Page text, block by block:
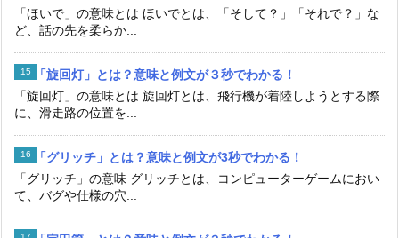
「ほいで」の意味とは ほいでとは、「そして？」「それで？」な
ど、話の先を柔らか...
「旋回灯」とは？意味と例文が３秒でわかる！
「旋回灯」の意味とは 旋回灯とは、飛行機が着陸しようとする際
に、滑走路の位置を...
「グリッチ」とは？意味と例文が3秒でわかる！
「グリッチ」の意味 グリッチとは、コンピューターゲームにおい
て、バグや仕様の穴...